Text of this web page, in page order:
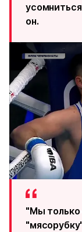
он.
"Мы только